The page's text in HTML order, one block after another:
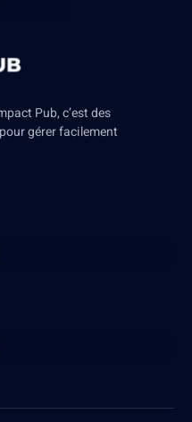
Pub, c’est des
gérer facilement